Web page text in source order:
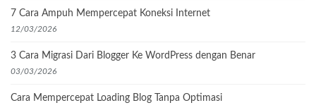
7 Cara Ampuh Mempercepat Koneksi Internet
12/03/2026
3 Cara Migrasi Dari Blogger Ke WordPress dengan Benar
03/03/2026
Cara Mempercepat Loading Blog Tanpa Optimasi